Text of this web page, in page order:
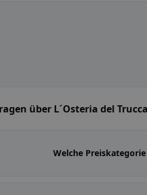
über L´Osteria del Trucca
Welche